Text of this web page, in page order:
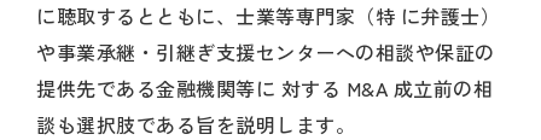
に聴取するとともに、士業等専門家（特 に弁護士）
や事業承継・引継ぎ支援センターへの相談や保証の
提供先である金融機関等に 対する M&A 成立前の相
談も選択肢である旨を説明します。